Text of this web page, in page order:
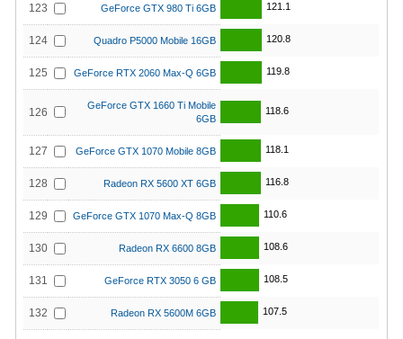
123 GeForce GTX 980 Ti 6GB 121.1
124 Quadro P5000 Mobile 16GB 120.8
125 GeForce RTX 2060 Max-Q 6GB 119.8
126
GeForce GTX 1660 Ti Mobile
6GB
118.6
127 GeForce GTX 1070 Mobile 8GB 118.1
128 Radeon RX 5600 XT 6GB 116.8
129 GeForce GTX 1070 Max-Q 8GB 110.6
130 Radeon RX 6600 8GB 108.6
131 GeForce RTX 3050 6 GB 108.5
132 Radeon RX 5600M 6GB 107.5